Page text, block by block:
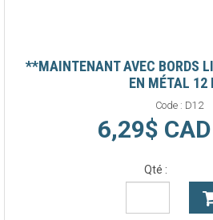
**MAINTENANT AVEC BORDS
EN MÉTAL 12
Code : D12
6,29$ CAD
Qté :